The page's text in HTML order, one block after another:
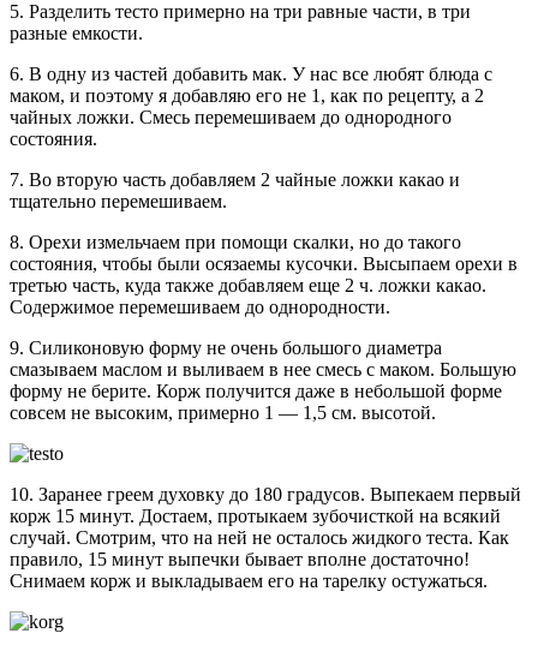
5. Разделить тесто примерно на три равные части, в три
разные емкости.
6. В одну из частей добавить мак. У нас все любят блюда с
маком, и поэтому я добавляю его не 1, как по рецепту, а 2
чайных ложки. Смесь перемешиваем до однородного
состояния.
7. Во вторую часть добавляем 2 чайные ложки какао и
тщательно перемешиваем.
8. Орехи измельчаем при помощи скалки, но до такого
состояния, чтобы были осязаемы кусочки. Высыпаем орехи в
третью часть, куда также добавляем еще 2 ч. ложки какао.
Содержимое перемешиваем до однородности.
9. Силиконовую форму не очень большого диаметра
смазываем маслом и выливаем в нее смесь с маком. Большую
форму не берите. Корж получится даже в небольшой форме
совсем не высоким, примерно 1 — 1,5 см. высотой.
10. Заранее греем духовку до 180 градусов. Выпекаем первый
корж 15 минут. Достаем, протыкаем зубочисткой на всякий
случай. Смотрим, что на ней не осталось жидкого теста. Как
правило, 15 минут выпечки бывает вполне достаточно!
Снимаем корж и выкладываем его на тарелку остужаться.